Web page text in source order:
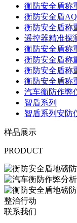
衡防安全盾称
衡防安全盾
衡防安全盾称
遥控器精准探
衡防安全盾称
衡防安全盾称
衡防安全盾称
衡防安全盾称
汽车衡防作弊
智盾系列
智盾系列安防
样品展示
PRODUCT
联系我们